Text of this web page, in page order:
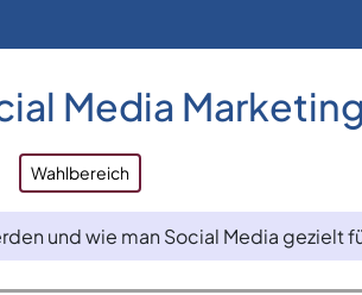
Media
Wahlbereich
und wie man Social Media gezielt